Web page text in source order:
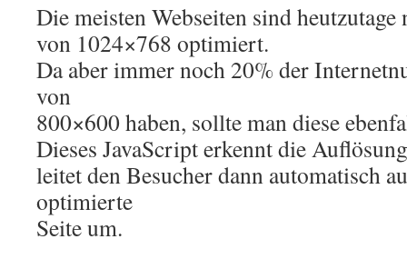
Die meisten Webseiten sind
von 1024×768 optimiert.
Da aber immer noch 20% der
von
800×600 haben, sollte man diese
Dieses JavaScript erkennt die
leitet den Besucher dann automatisch
optimierte
Seite um.